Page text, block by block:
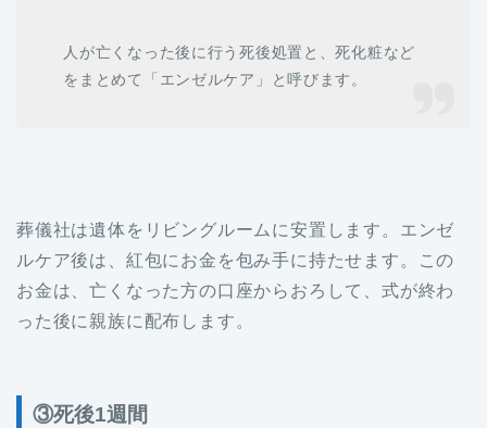
人が亡くなった後に行う死後処置と、死化粧など
をまとめて「エンゼルケア」と呼びます。
葬儀社は遺体をリビングルームに安置します。エンゼ
ルケア後は、紅包にお金を包み手に持たせます。この
お金は、亡くなった方の口座からおろして、式が終わ
った後に親族に配布します。
③死後1週間